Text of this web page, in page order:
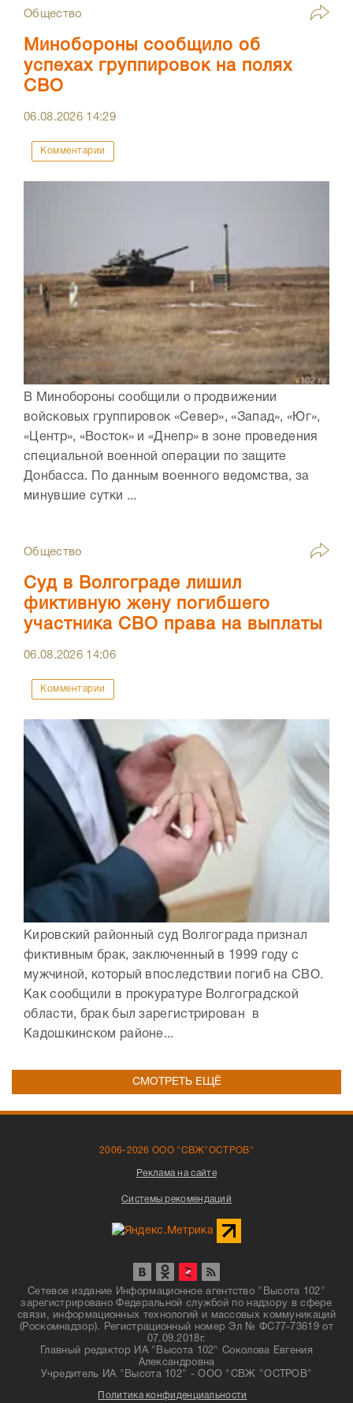
Общество
Минобороны сообщило об
успехах группировок на полях
СВО
06.08.2026 14:29
Комментарии
В Минобороны сообщили о продвижении
войсковых группировок «Север», «Запад», «Юг»,
«Центр», «Восток» и «Днепр» в зоне проведения
специальной военной операции по защите
Донбасса. По данным военного ведомства, за
минувшие сутки ...
Общество
Суд в Волгограде лишил
фиктивную жену погибшего
участника СВО права на выплаты
06.08.2026 14:06
Комментарии
Кировский районный суд Волгограда признал
фиктивным брак, заключенный в 1999 году с
мужчиной, который впоследствии погиб на СВО.
Как сообщили в прокуратуре Волгоградской
области, брак был зарегистрирован в
Кадошкинском районе...
СМОТРЕТЬ ЕЩЁ
2006-2026 ООО "СВЖ"ОСТРОВ"
Реклама на сайте
Системы рекомендаций
Сетевое издание Информационное агентство "Высота 102"
зарегистрировано Федеральной службой по надзору в сфере
связи, информационных технологий и массовых коммуникаций
(Роскомнадзор). Регистрационный номер Эл № ФС77-73619 от
07.09.2018г.
Главный редактор ИА "Высота 102" Соколова Евгения
Александровна
Учредитель ИА "Высота 102" - ООО "СВЖ "ОСТРОВ"
Политика конфиденциальности